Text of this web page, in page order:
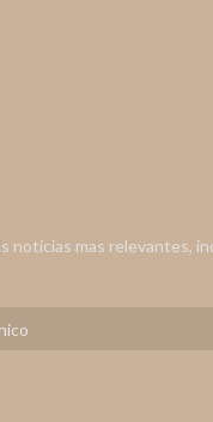
noticias mas relevantes,